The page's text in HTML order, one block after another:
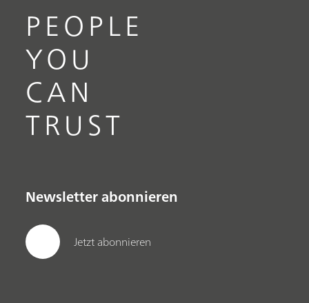
PEOPLE
YOU
CAN
TRUST
Newsletter abonnieren
Jetzt abonnieren